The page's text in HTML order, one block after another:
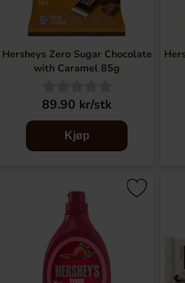
Hersheys Zero Sugar Chocolate
with Caramel 85g
89.90 kr/stk
Kjøp